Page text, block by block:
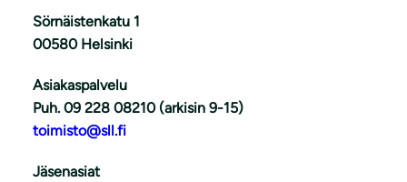
Sörnäistenkatu 1
00580 Helsinki
Asiakaspalvelu
Puh. 09 228 08210 (arkisin 9-15)
toimisto@sll.fi
Jäsenasiat